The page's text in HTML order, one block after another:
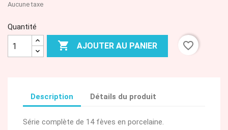
Aucune taxe
Quantité
 AJOUTER AU PANIER favorite_border
Description Détails du produit
Série complète de 14 fèves en porcelaine.